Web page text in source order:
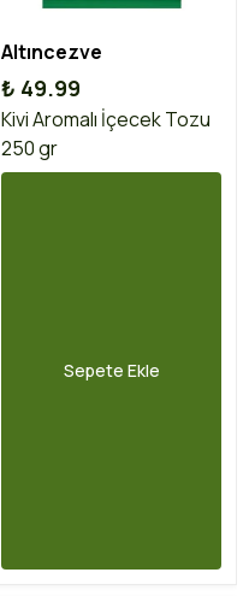
Altıncezve
₺ 49.99
Kivi Aromalı İçecek Tozu
250 gr
Sepete Ekle